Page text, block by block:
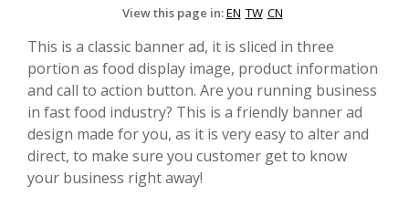
View this page in:EN TW CN
This is a classic banner ad, it is sliced in three
portion as food display image, product information
and call to action button. Are you running business
in fast food industry? This is a friendly banner ad
design made for you, as it is very easy to alter and
direct, to make sure you customer get to know
your business right away!